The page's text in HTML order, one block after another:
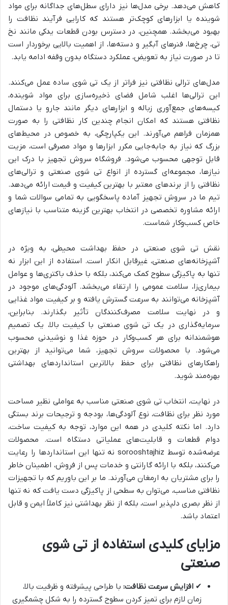
کاهش می‌دهد. برخی مدل‌ها نیز دارای سطل‌های جداگانه برای مواد
شوینده یا ابزارهای کوچک‌تر هستند که کارایی فرآیند نظافت را
بهبود می‌بخشد. همچنین، در دسترس بودن قطعات یدکی مانند نخ
تی، چرخ‌ها، فنرهای آبگیر و دسته‌ها، از اهمیت بالایی برخوردار است
تا در صورت نیاز به تعویض، عملکرد دستگاه بدون وقفه ادامه یابد.
مدل‌های ترالی نظافتی نیز فراتر از یک تی شوی ساده عمل می‌کنند.
این ترالی‌ها اغلب شامل فضای ذخیره‌سازی برای مواد شوینده،
کیسه‌های جمع‌آوری زباله و ابزارهای دیگر مانند جارو یا دستمال
نظافتی هستند که امکان انجام چندین کار نظافتی را به صورت
همزمان فراهم می‌آورند. این یکپارچگی، به خصوص در محیط‌های
بزرگ که نیاز به جابه‌جایی مکرر ابزارها و مواد مصرفی است، مزیت
قابل توجهی محسوب می‌شود. فروشگاه سروش تجهیز با درک این
نیازها، مجموعه‌ای گسترده از انواع تی شوی صنعتی و ترالی‌های
نظافتی را از برندهای معتبر با بهترین کیفیت و قیمت ارائه می‌دهد.
تیم ما در سروش تجهیز آماده پاسخگویی به تمامی سوالات شما و
ارائه مشاوره تخصصی در انتخاب بهترین گزینه متناسب با نیازهای
خاص کسب‌وکار شماست.
نقش تی شوی صنعتی در حفظ بهداشت محیطی، به ویژه در
آشپزخانه‌های صنعتی، غیرقابل انکار است. استفاده از این ابزار نه
تنها به پاکیزگی سطوح کمک می‌کند، بلکه با حذف باکتری‌ها و عوامل
بیماری‌زا، سلامت عمومی را ارتقاء می‌بخشد. آلودگی‌های موجود در
آشپزخانه می‌توانند به سرعت گسترش یافته و بر کیفیت مواد غذایی
و در نهایت سلامت مصرف‌کنندگان تأثیر بگذارند. بنابراین،
سرمایه‌گذاری در یک تی شوی صنعتی با کیفیت بالا، یک تصمیم
هوشمندانه برای هر کسب‌وکار در حوزه غذا و نوشیدنی محسوب
می‌شود. با محصولات سروش تجهیز، شما می‌توانید از بهترین
راهکارهای نظافتی برای حفظ بالاترین استانداردهای بهداشتی
بهره‌مند شوید.
در نهایت، انتخاب تی شوی صنعتی مناسب به عواملی نظیر مساحت
مورد نظر برای نظافت، نوع آلودگی‌ها، بودجه و ترجیحات برند بستگی
دارد. اما نکته کلیدی در همه این موارد، توجه به کیفیت ساخت،
دوام قطعات و قابلیت‌های عملیاتی دستگاه است. محصولات
عرضه‌شده توسط sorooshtajhizنه تنها این استانداردها را رعایت
می‌کنند، بلکه با ارائه گارانتی و خدمات پس از فروش، اطمینان خاطر
را برای مشتریان به ارمغان می‌آورند. ما بر این باوریم که با تجهیزات
نظافتی مناسب، می‌توان به سطحی از پاکیزگی دست یافت که نه تنها
از نظر بصری دلپذیر است، بلکه از نظر بهداشتی نیز کاملاً ایمن و قابل
اعتماد باشد.
مزایای کلیدی استفاده از تی شوی
صنعتی
✔ افزایش سرعت نظافت: با طراحی پیشرفته و ظرفیت بالا،
زمان لازم برای تمیز کردن سطوح گسترده را به شکل چشمگیری